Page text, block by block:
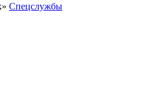
Спецслужбы